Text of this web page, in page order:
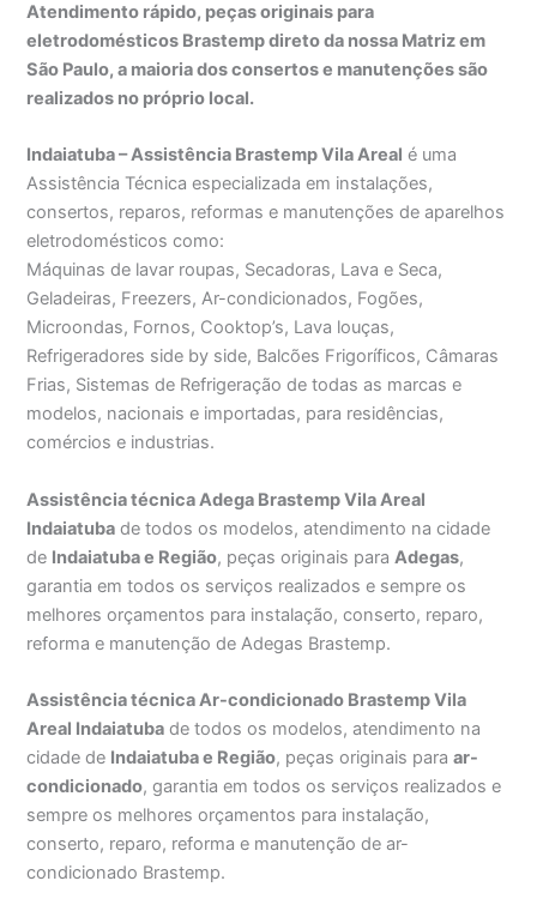
Atendimento rápido, peças originais para
eletrodomésticos Brastemp direto da nossa Matriz em
São Paulo, a maioria dos consertos e manutenções são
realizados no próprio local.
Indaiatuba – Assistência Brastemp Vila Areal é uma
Assistência Técnica especializada em instalações,
consertos, reparos, reformas e manutenções de aparelhos
eletrodomésticos como:
Máquinas de lavar roupas, Secadoras, Lava e Seca,
Geladeiras, Freezers, Ar-condicionados, Fogões,
Microondas, Fornos, Cooktop’s, Lava louças,
Refrigeradores side by side, Balcões Frigoríficos, Câmaras
Frias, Sistemas de Refrigeração de todas as marcas e
modelos, nacionais e importadas, para residências,
comércios e industrias.
Assistência técnica Adega Brastemp Vila Areal
Indaiatuba de todos os modelos, atendimento na cidade
de Indaiatuba e Região, peças originais paraAdegas,
garantia em todos os serviços realizados e sempre os
melhores orçamentos para instalação, conserto, reparo,
reforma e manutenção de Adegas Brastemp.
Assistência técnica Ar-condicionado Brastemp Vila
Areal Indaiatuba de todos os modelos, atendimento na
cidade de Indaiatuba e Região, peças originais paraar-
condicionado, garantia em todos os serviços realizados e
sempre os melhores orçamentos para instalação,
conserto, reparo, reforma e manutenção de ar-
condicionado Brastemp.